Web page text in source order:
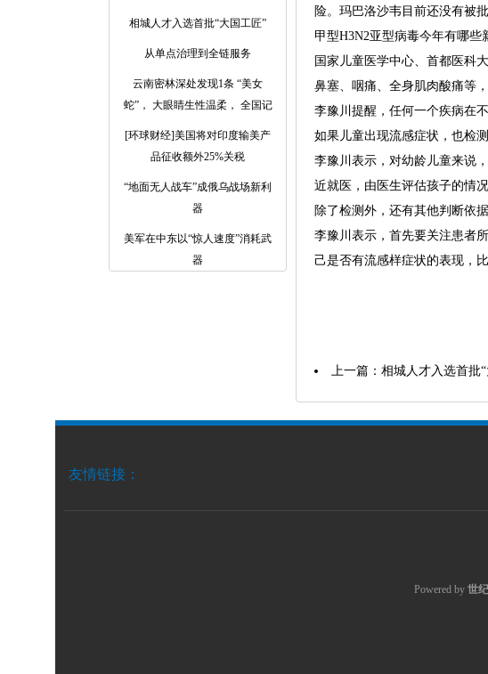
相城人才入选首批“大国工匠”
从单点治理到全链服务
云南密林深处发现1条 “美女
蛇”， 大眼睛生性温柔， 全国记
[环球财经]美国将对印度输美产
品征收额外25%关税
“地面无人战车”成俄乌战场新利
器
美军在中东以“惊人速度”消耗武
器
险。玛巴洛沙韦目前还没有被
甲型H3N2亚型病毒今年有哪些
国家儿童医学中心、首都医科
鼻塞、咽痛、全身肌肉酸痛等
李豫川提醒，任何一个疾病在
如果儿童出现流感症状，也检
李豫川表示，对幼龄儿童来说
近就医，由医生评估孩子的情
除了检测外，还有其他判断依
李豫川表示，首先要关注患者
己是否有流感样症状的表现，
上一篇： 相城人才入选首批
友情链接：
Powered by 世